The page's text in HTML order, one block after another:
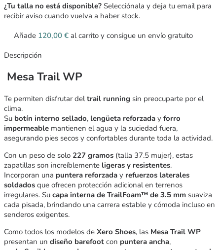
¿Tu talla no está disponible? Selecciónala y deja tu email para
recibir aviso cuando vuelva a haber stock.
Añade 120,00 € al carrito y consigue un envío gratuito
Descripción
Mesa Trail WP
Te permiten disfrutar deltrail running sin preocuparte por el
clima.
Su botín interno sellado, lengüeta reforzada y forro
impermeable mantienen el agua y la suciedad fuera,
asegurando pies secos y confortables durante toda la actividad.
Con un peso de solo 227 gramos (talla 37.5 mujer), estas
zapatillas son increíblemente ligeras y resistentes.
Incorporan una puntera reforzada y refuerzos laterales
soldados que ofrecen protección adicional en terrenos
irregulares. Su capa interna de TrailFoam™ de 3.5 mm suaviza
cada pisada, brindando una carrera estable y cómoda incluso en
senderos exigentes.
Como todos los modelos de Xero Shoes, las Mesa Trail WP
presentan un diseño barefoot con puntera ancha,